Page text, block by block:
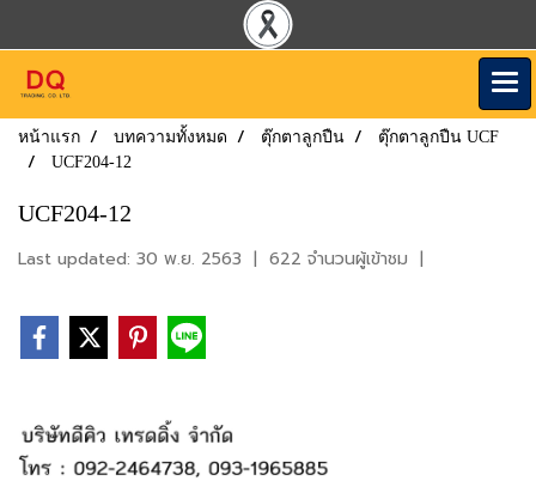
หน้าแรก บทความทั้งหมด ตุ๊กตาลูกปืน
ตุ๊กตาลูกปืน UCF
UCF204-12
UCF204-12
Last updated: 30 พ.ย. 2563 | 622 จำนวนผู้เข้าชม |